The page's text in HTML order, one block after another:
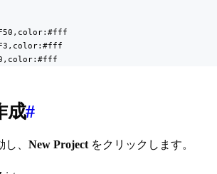
成#
し、 New Project をクリックします。